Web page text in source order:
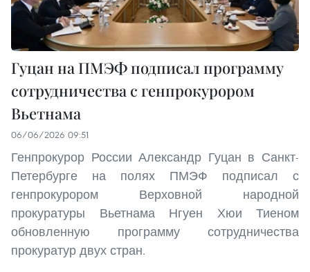
Гуцан на ПМЭФ подписал программу
сотрудничества с генпрокурором
Вьетнама
06/06/2026 09:51
Генпрокурор России Александр Гуцан в Санкт-
Петербурге на полях ПМЭФ подписал с
генпрокурором Верховной народной
прокуратуры Вьетнама Нгуен Хюи Тиеном
обновленную программу сотрудничества
прокуратур двух стран.